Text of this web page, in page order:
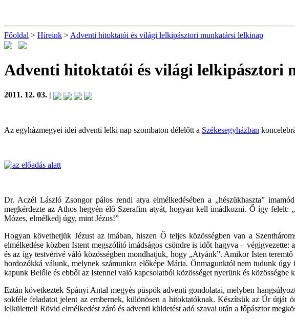
Főoldal > Híreink > Adventi hitoktatói és világi lelkipásztori munkatársi lelkinap
Adventi hitoktatói és világi lelkipásztori
2011. 12. 03. |
Az egyházmegyei idei adventi lelki nap szombaton délelőtt a Székesegyházban
Dr. Aczél László Zsongor pálos rendi atya elmélkedésében a „hészükhaszta”
megkérdezte az Athos hegyén élő Szerafim atyát, hogyan kell imádkozni. Ő így
Mózes, elmélkedj úgy, mint Jézus!”
Hogyan követhetjük Jézust az imában, hiszen Ő teljes közösségben van a
elmélkedése közben Istent megszólító imádságos csöndre is időt hagyva –
és az így testvérivé váló közösségben mondhatjuk, hogy „Atyánk”. Amikor Isten
hordozókká válunk, melynek számunkra előképe Mária. Önmagunktól nem tudunk
kapunk Belőle és ebből az Istennel való kapcsolatból közösséget nyerünk és közösségbe
Eztán következtek Spányi Antal megyés püspök adventi gondolatai, melyben
sokféle feladatot jelent az embernek, különösen a hitoktatóknak. Készítsük az Úr útját
lelkülettel! Rövid elmélkedést záró és adventi küldetést adó szavai után a főpásztor